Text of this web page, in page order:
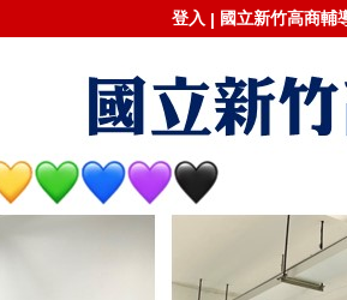
登入 | 國立新竹高商